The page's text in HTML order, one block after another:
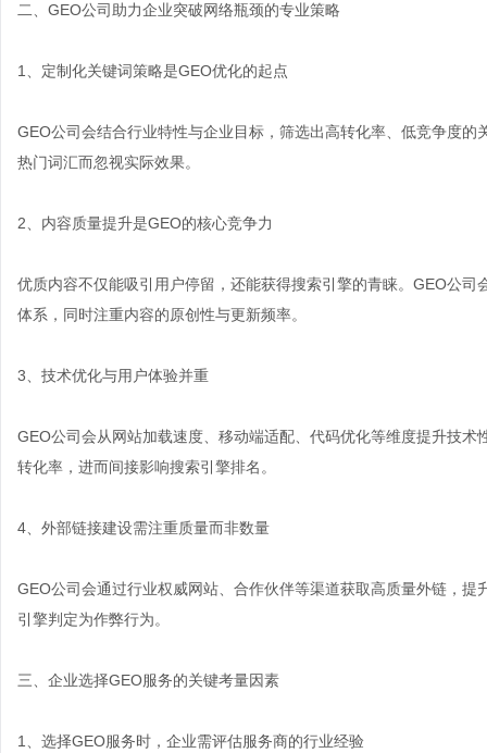
二、GEO公司助力企业突破网络瓶颈的专业策略
1、定制化关键词策略是GEO优化的起点
GEO公司会结合行业特性与企业目标，筛选出高转化率、低竞争度
热门词汇而忽视实际效果。
2、内容质量提升是GEO的核心竞争力
优质内容不仅能吸引用户停留，还能获得搜索引擎的青睐。GEO公
体系，同时注重内容的原创性与更新频率。
3、技术优化与用户体验并重
GEO公司会从网站加载速度、移动端适配、代码优化等维度提升技
转化率，进而间接影响搜索引擎排名。
4、外部链接建设需注重质量而非数量
GEO公司会通过行业权威网站、合作伙伴等渠道获取高质量外链，
引擎判定为作弊行为。
三、企业选择GEO服务的关键考量因素
1、选择GEO服务时，企业需评估服务商的行业经验